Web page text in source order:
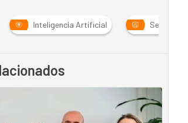
Inteligencia Artificial Seguridad